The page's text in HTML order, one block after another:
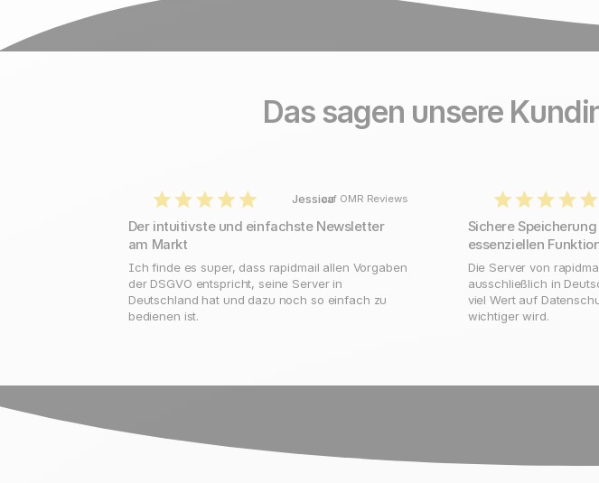
Das sagen unsere
Jessicaauf OMR Reviews
Der intuitivste und einfachste Newsletter
am Markt
Ich finde es super, dass rapidmail allen Vorgaben
der DSGVO entspricht, seine Server in
Deutschland hat und dazu noch so einfach zu
bedienen ist.
Sichere
essenziellen
Die Server von
ausschließlich in
viel Wert auf
wichtiger wird.